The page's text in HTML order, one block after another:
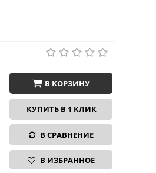
В КОРЗИНУ
КУПИТЬ В 1 КЛИК
В СРАВНЕНИЕ
В ИЗБРАННОЕ